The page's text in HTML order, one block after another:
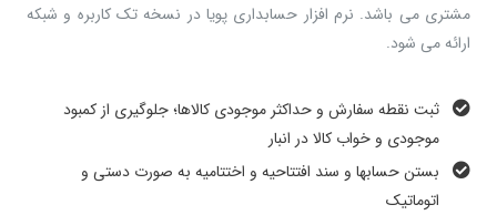
مشتری می باشد. نرم افزار حسابداری پویا در نسخه تک کاربره و شبکه
ارائه می شود.
ثبت نقطه سفارش و حداکثر موجودی کالاها؛ جلوگیری از کمبود
موجودی و خواب کالا در انبار
بستن حسابها و سند افتتاحیه و اختتامیه به صورت دستی و
اتوماتیک